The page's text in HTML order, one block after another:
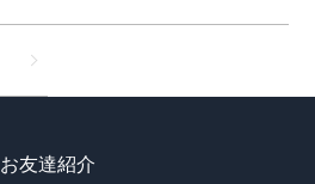
お友達紹介